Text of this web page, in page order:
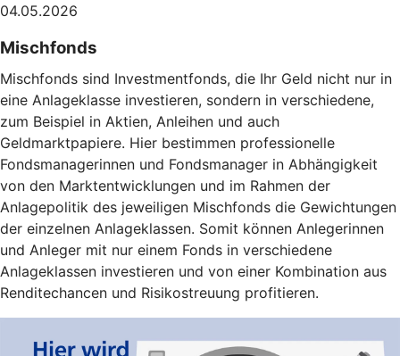
04.05.2026
Mischfonds
Mischfonds sind Investmentfonds, die Ihr Geld nicht nur in
eine Anlageklasse investieren, sondern in verschiedene,
zum Beispiel in Aktien, Anleihen und auch
Geldmarktpapiere. Hier bestimmen professionelle
Fondsmanagerinnen und Fondsmanager in Abhängigkeit
von den Marktentwicklungen und im Rahmen der
Anlagepolitik des jeweiligen Mischfonds die Gewichtungen
der einzelnen Anlageklassen. Somit können Anlegerinnen
und Anleger mit nur einem Fonds in verschiedene
Anlageklassen investieren und von einer Kombination aus
Renditechancen und Risikostreuung profitieren.